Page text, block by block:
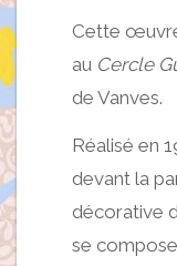
Cette
au Cercle
de Vanves.
Réalisé en
devant la
décorative
se